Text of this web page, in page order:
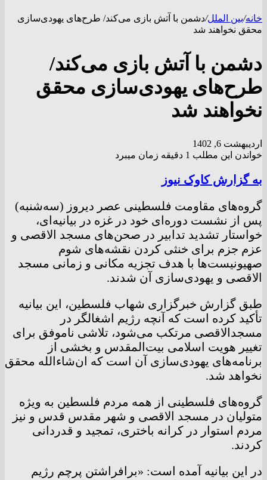
خانه/بین الملل/دشمن با آتش بازی می‌کند/ طرح‌های یهودی‌سازی
محقق نخواهند شد
دشمن با آتش بازی می‌کند/
طرح‌های یهودی‌سازی محقق
نخواهند شد
اردیبهشت 6, 1402
خواندن این مطلب 1 دقیقه زمان میبرد
به گزارش کاوک نیوز
گروه‌های مقاومت فلسطینی عصر دیروز (سه‌شنبه)
پس از نشست دوره‌ای خود در غزه در بیانیه‌ای،
خواستار تشدید تدابیر در صحن‌های مسجد الاقصی و
عزم جزم برای خنثی کردن نقشه‌های شوم
صهیونیست‌ها با هدف تجزیه مکانی و زمانی مسجد
الاقصی و یهودی‌سازی آن شدند.
طبق گزارش خبرگزاری شهاب فلسطین، این بیانیه
تأکید کرده است که آنچه رژیم اشغالگر در
مسجدالاقصی مرتکب می‌شود، تلاشی ناموفق برای
تغییر هویت اسلامی بیت‌المقدس و بخشی از
برنامه‌های یهودی‌سازی آن است که ان‌شاءالله محقق
نخواهد شد.
گروه‌های فلسطینی از همه مردم فلسطین به ویژه
متولیان در مسجد الاقصی و شهر مقدس قدس و نیز
مردم استوار در کرانه باختری، تمجید و قدردانی
کردند.
در این بیانیه آمده است: «برافراشتن پرچم رژیم